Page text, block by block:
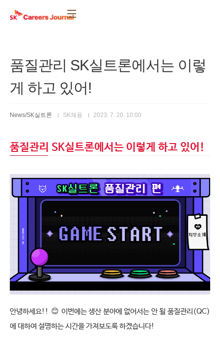
품질관리 SK실트론에서는 이렇
게 하고 있어!
News/SK실트론 SK채용 2023. 7. 20. 10:00
품질관리 SK실트론에서는 이렇게 하고 있어!
안녕하세요!! 😊 이번에는 생산 분야에 없어서는 안 될 품질관리 (QC)
에 대하여 설명하는 시간을 가져보도록 하겠습니다!